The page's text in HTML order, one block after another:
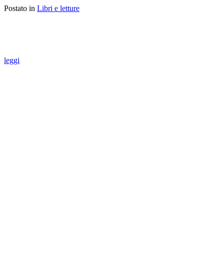
Postato in Libri e letture
leggi